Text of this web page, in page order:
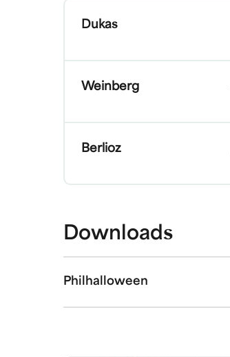
Dukas
Weinberg
Berlioz
Downloads
Philhalloween